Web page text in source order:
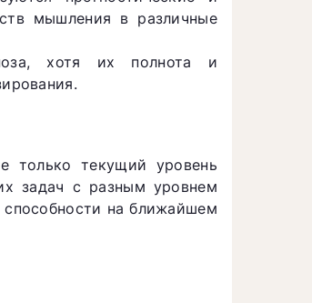
мышления в различные
хотя их полнота и
только текущий уровень
задач с разным уровнем
на ближайшем